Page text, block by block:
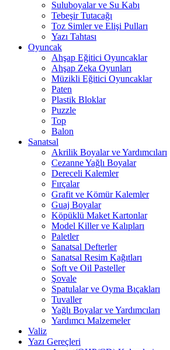
Suluboyalar ve Su Kabı
Tebeşir Tutacağı
Toz Simler ve Elişi Pulları
Yazı Tahtası
Oyuncak
Ahşap Eğitici Oyuncaklar
Ahşap Zeka Oyunları
Müzikli Eğitici Oyuncaklar
Paten
Plastik Bloklar
Puzzle
Top
Balon
Sanatsal
Akrilik Boyalar ve Yardımcıları
Cezanne Yağlı Boyalar
Dereceli Kalemler
Fırçalar
Grafit ve Kömür Kalemler
Guaj Boyalar
Köpüklü Maket Kartonlar
Model Killer ve Kalıpları
Paletler
Sanatsal Defterler
Sanatsal Resim Kağıtları
Soft ve Oil Pasteller
Şovale
Spatulalar ve Oyma Bıçakları
Tuvaller
Yağlı Boyalar ve Yardımcıları
Yardımcı Malzemeler
Valiz
Yazı Gereçleri